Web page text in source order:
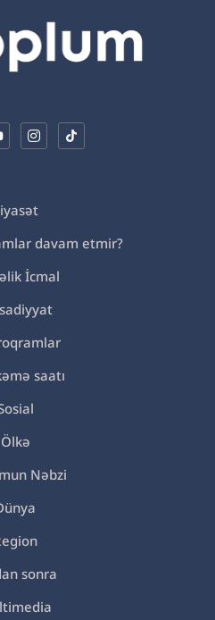
davam etmir?
İcmal
saatı
Ölkə
Nəbzi
sonra